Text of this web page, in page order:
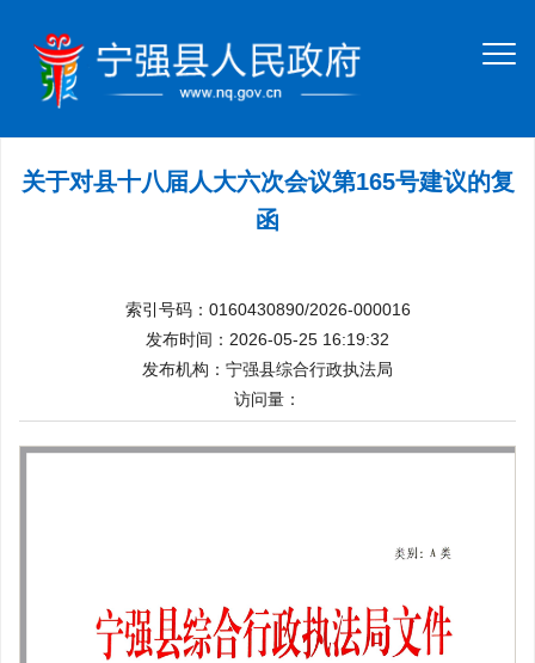
关于对县十八届人大六次会议第165号建议的复
函
索引号码：0160430890/2026-000016
发布时间：2026-05-25 16:19:32
发布机构：宁强县综合行政执法局
访问量：